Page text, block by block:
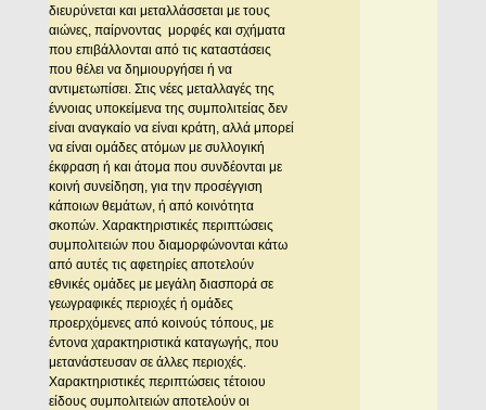
διευρύνεται και μεταλλάσσεται με τους
αιώνες, παίρνοντας μορφές και σχήματα
που επιβάλλονται από τις καταστάσεις
που θέλει να δημιουργήσει ή να
αντιμετωπίσει. Στις νέες μεταλλαγές της
έννοιας υποκείμενα της συμπολιτείας δεν
είναι αναγκαίο να είναι κράτη, αλλά μπορεί
να είναι ομάδες ατόμων με συλλογική
έκφραση ή και άτομα που συνδέονται με
κοινή συνείδηση, για την προσέγγιση
κάποιων θεμάτων, ή από κοινότητα
σκοπών. Χαρακτηριστικές περιπτώσεις
συμπολιτειών που διαμορφώνονται κάτω
από αυτές τις αφετηρίες αποτελούν
εθνικές ομάδες με μεγάλη διασπορά σε
γεωγραφικές περιοχές ή ομάδες
προερχόμενες από κοινούς τόπους, με
έντονα χαρακτηριστικά καταγωγής, που
μετανάστευσαν σε άλλες περιοχές.
Χαρακτηριστικές περιπτώσεις τέτοιου
είδους συμπολιτειών αποτελούν οι